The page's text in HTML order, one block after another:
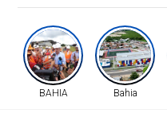
BAHIA Bahia